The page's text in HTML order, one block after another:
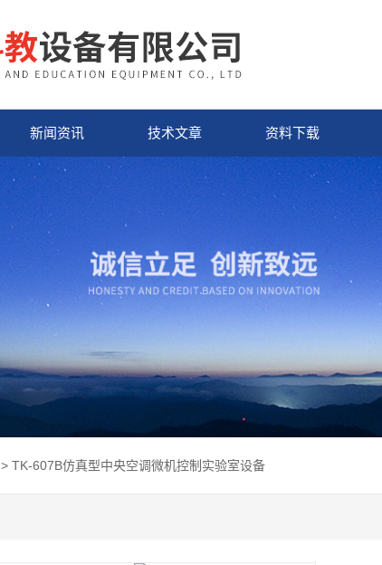
新闻资讯 技术文章 资料下载
> TK-607B仿真型中央空调微机控制实验室设备